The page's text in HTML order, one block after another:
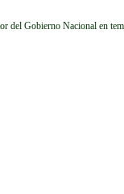
del Gobierno Nacional en